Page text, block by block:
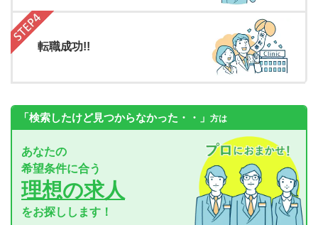
転職成功!!
「検索したけど見つからなかった・・」 方は
あなたの
希望条件に合う
理想の求人
をお探しします！